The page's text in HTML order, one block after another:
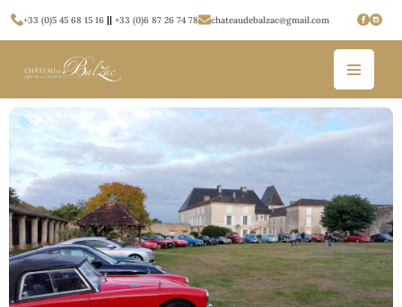
+33 (0)5 45 68 15 16 ||+33 (0)6 87 26 74 78 chateaudebalzac@gmail.com